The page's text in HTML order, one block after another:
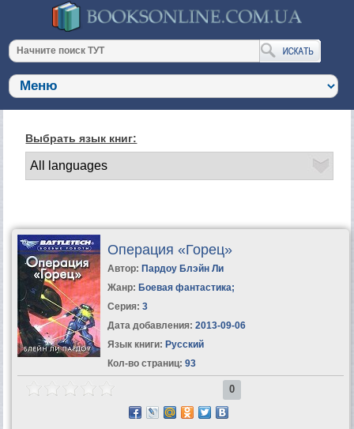
Выбрать язык книг:
Операция «Горец»
Автор: Пардоу Блэйн Ли
Жанр: Боевая фантастика;
Серия: 3
Дата добавления: 2013-09-06
Язык книги: Русский
Кол-во страниц: 93
0